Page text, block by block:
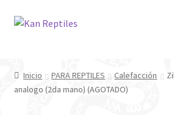
Ir
Ir
Tienda
Inicio PARA REPTILES Calefacción
analogo (2da mano) (AGOTADO)